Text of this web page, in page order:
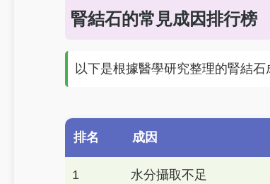
腎結石的常見成因排行榜
以下是根據醫學研究整理的腎結石
排名 成因
1 水分攝取不足